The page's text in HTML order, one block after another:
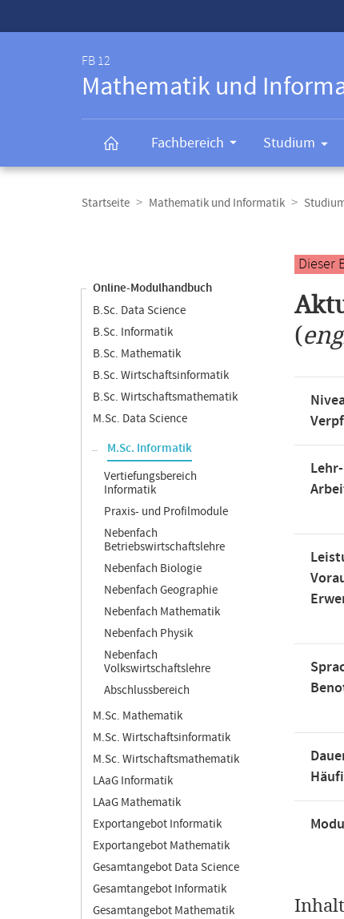
FB 12
Mathematik und
Fachbereich Studium
Navigation
Startseite Mathematik und Informatik
Online-Modulhandbuch
B.Sc. Data Science
B.Sc. Informatik
B.Sc. Mathematik
B.Sc. Wirtschaftsinformatik
B.Sc. Wirtschaftsmathematik
M.Sc. Data Science
M.Sc. Informatik
Vertiefungsbereich
Informatik
Praxis- und Profilmodule
Nebenfach
Betriebswirtschaftslehre
Nebenfach Biologie
Nebenfach Geographie
Nebenfach Mathematik
Nebenfach Physik
Nebenfach
Volkswirtschaftslehre
Abschlussbereich
M.Sc. Mathematik
M.Sc. Wirtschaftsinformatik
M.Sc. Wirtschaftsmathematik
LAaG Informatik
LAaG Mathematik
Exportangebot Informatik
Exportangebot Mathematik
Gesamtangebot Data Science
Gesamtangebot Informatik
Gesamtangebot Mathematik
Dieser
(
Inhalt